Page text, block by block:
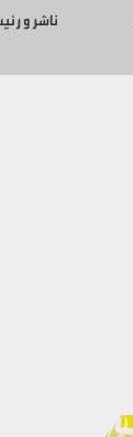
ناشر و